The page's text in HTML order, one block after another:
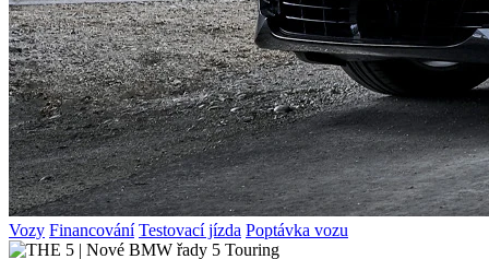
Vozy Financování Testovací jízda Poptávka vozu